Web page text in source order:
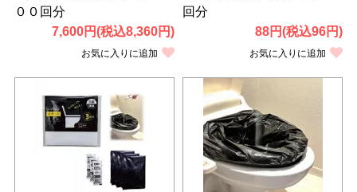
００回分
7,600円(税込8,360円)
お気に入りに追加
回分
88円(税込96円)
お気に入りに追加